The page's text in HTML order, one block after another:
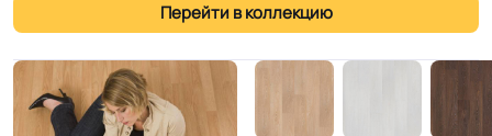
Перейти в коллекцию